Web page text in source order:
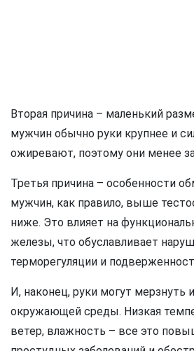
Вторая причина – маленький
мужчин обычно руки крупнее и
ожиревают, поэтому они менее
Третья причина – особенности
мужчин, как правило, выше
ниже. Это влияет на
железы, что обуславливает
терморегуляции и
И, наконец, руки могут мерзнуть
окружающей среды. Низкая
ветер, влажность – все это